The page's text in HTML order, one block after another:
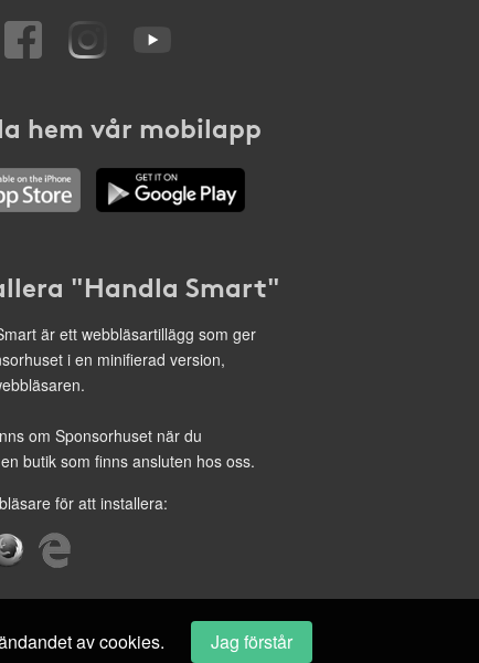
hem vår mobilapp
"Handla Smart"
är ett webbläsartillägg som ger
i en minifierad version,
om Sponsorhuset när du
butik som finns ansluten hos oss.
för att installera:
av cookies. Jag förstår